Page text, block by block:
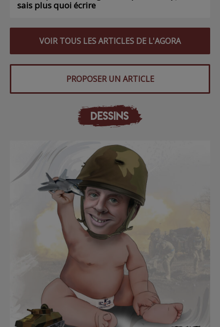
sais plus quoi écrire
VOIR TOUS LES ARTICLES DE L'AGORA
PROPOSER UN ARTICLE
DESSINS